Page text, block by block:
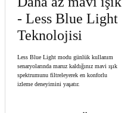
- Less Blue Light
Teknolojisi
Less Blue Light modu günlük kullanım
senaryolarında maruz kaldığınız mavi ışık
spektrumunu filtreleyerek en konforlu
izleme deneyimini yaşatır.